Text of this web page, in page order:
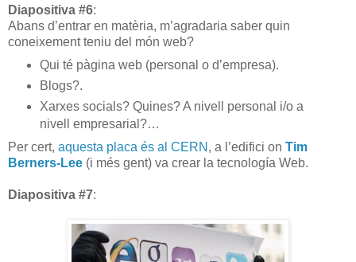
Diapositiva #6:
Abans d’entrar en matèria, m’agradaria saber quin
coneixement teniu del món web?
Qui té pàgina web (personal o d’empresa).
Blogs?.
Xarxes socials? Quines? A nivell personal i/o a
nivell empresarial?…
Per cert, aquesta placa és al CERN , a l’edifici on Tim
Berners-Lee (i més gent) va crear la tecnología Web.
Diapositiva #7: